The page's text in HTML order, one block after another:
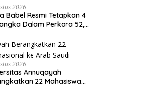
2026
Babel Resmi Tetapkan 4
Dalam Perkara 52,5
2026
Annuqayah
22 Mahasiswa